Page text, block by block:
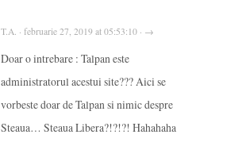
T.A. · februarie 27, 2019 at 05:53:10 · →
Doar o intrebare : Talpan este
administratorul acestui site??? Aici se
vorbeste doar de Talpan si nimic despre
Steaua… Steaua Libera?!?!?! Hahahaha